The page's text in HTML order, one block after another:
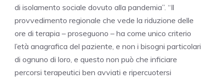
di isolamento sociale dovuto alla pandemia”. “Il
provvedimento regionale che vede la riduzione delle
ore di terapia – proseguono – ha come unico criterio
l’età anagrafica del paziente, e non i bisogni particolari
di ognuno di loro, e questo non può che inficiare
percorsi terapeutici ben avviati e ripercuotersi